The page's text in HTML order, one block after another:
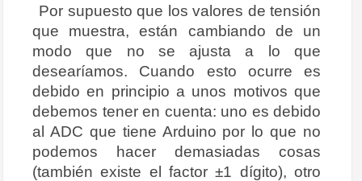
Por supuesto que los valores de tensión
que muestra, están cambiando de un
modo que no se ajusta a lo que
desearíamos. Cuando esto ocurre es
debido en principio a unos motivos que
debemos tener en cuenta: uno es debido
al ADC que tiene Arduino por lo que no
podemos hacer demasiadas cosas
(también existe el factor ±1 dígito), otro